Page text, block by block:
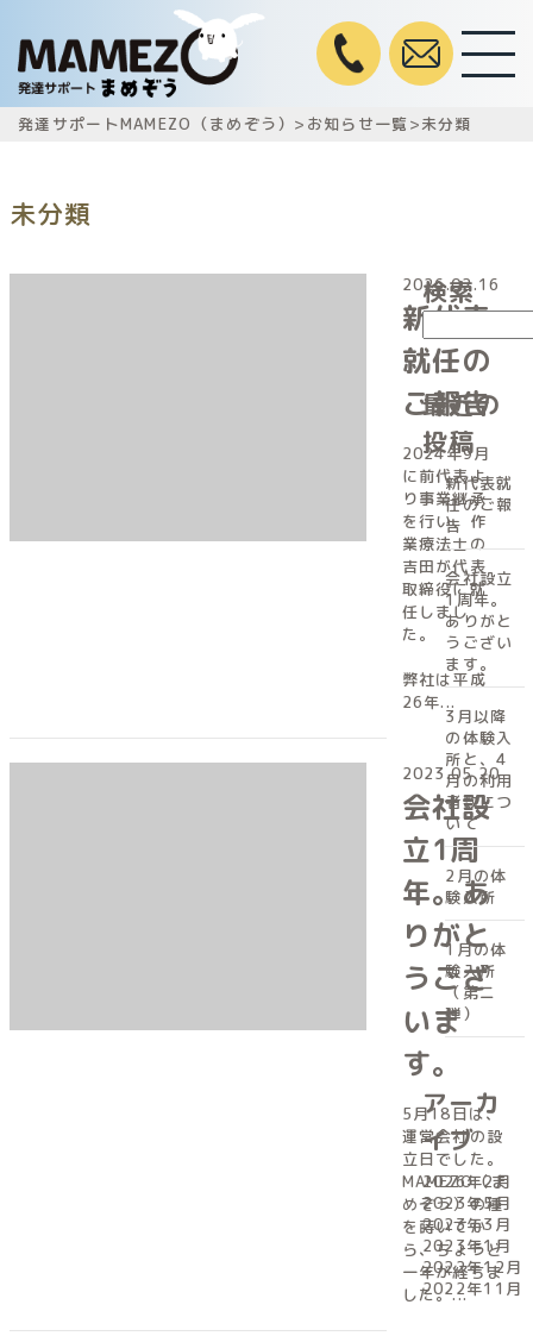
発達サポートMAMEZO（まめぞう） > お知らせ一覧>未分類
未分類
2026.02.16
新代表
就任の
ご報告
2024年9月
に前代表よ
り事業継承
を行い、作
業療法士の
吉田が代表
取締役に就
任しまし
た。
弊社は平成
26年...
2023.05.20
会社設
立1周
年。あ
りがと
うござ
いま
す。
5月18日は、
運営会社の設
立日でした。
MAMEZO（ま
めぞう）の種
を蒔いてか
ら、ちょうど
一年が経ちま
した。...
検索
最近の
投稿
新代表就
任のご報
告
会社設立
1周年。
ありがと
うござい
ます。
3月以降
の体験入
所と、4
月の利用
者数につ
いて
2月の体
験入所
1月の体
験入所
（第ニ
弾）
アーカ
イブ
2026年2月
2023年5月
2023年3月
2023年1月
2022年12月
2022年11月